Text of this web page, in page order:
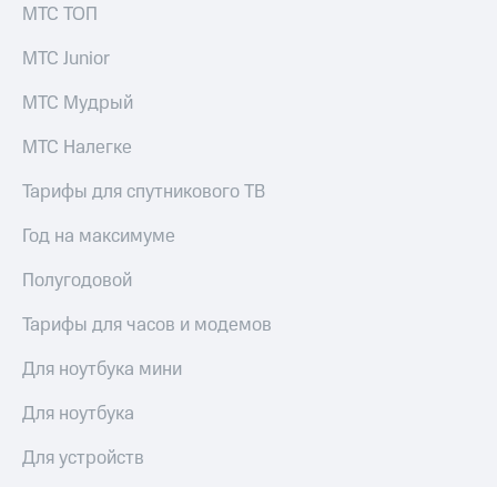
МТС ТОП
МТС Junior
МТС Мудрый
МТС Налегке
Тарифы для спутникового ТВ
Год на максимуме
Полугодовой
Тарифы для часов и модемов
Для ноутбука мини
Для ноутбука
Для устройств